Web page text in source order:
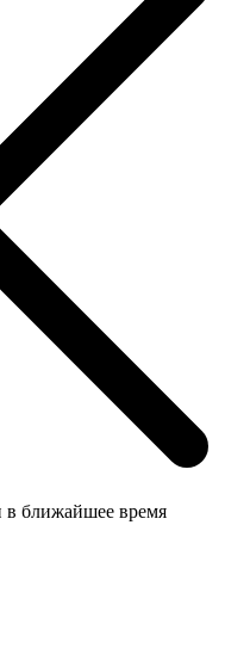
в ближайшее время